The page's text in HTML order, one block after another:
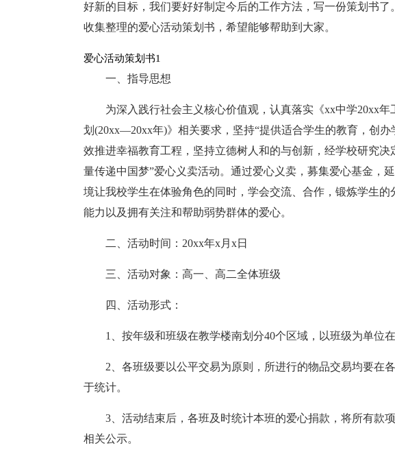
好新的目标，我们要好好制定今后的工作方法，写一份策划书
收集整理的爱心活动策划书，希望能够帮助到大家。
爱心活动策划书1
一、指导思想
为深入践行社会主义核心价值观，认真落实《xx中学20xx
划(20xx—20xx年)》相关要求，坚持“提供适合学生的教育，创
效推进幸福教育工程，坚持立德树人和的与创新，经学校研究决
量传递中国梦”爱心义卖活动。通过爱心义卖，募集爱心基金，
境让我校学生在体验角色的同时，学会交流、合作，锻炼学生
能力以及拥有关注和帮助弱势群体的爱心。
二、活动时间：20xx年x月x日
三、活动对象：高一、高二全体班级
四、活动形式：
1、按年级和班级在教学楼南划分40个区域，以班级为单位
2、各班级要以公平交易为原则，所进行的物品交易均要在
于统计。
3、活动结束后，各班及时统计本班的爱心捐款，将所有款
相关公示。